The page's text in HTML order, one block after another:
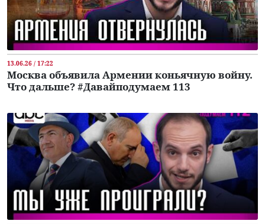
13.06.26 / 17:22
Москва объявила Армении коньячную войну.
Что дальше? #Давайподумаем 113